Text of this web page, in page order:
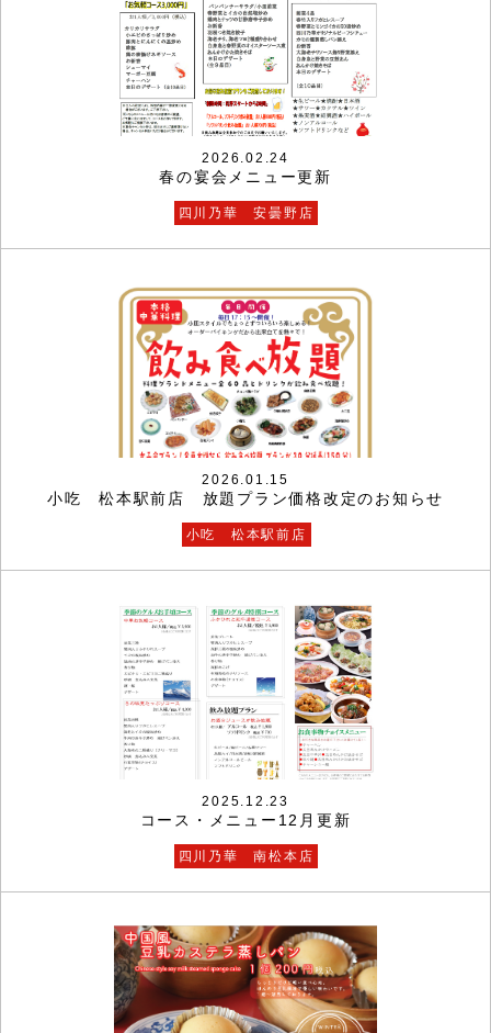
2026.02.24
春の宴会メニュー更新
四川乃華 安曇野店
2026.01.15
小吃 松本駅前店 放題プラン価格改定のお知らせ
小吃 松本駅前店
2025.12.23
コース・メニュー12月更新
四川乃華 南松本店